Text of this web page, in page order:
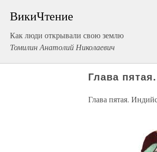
ВикиЧтение
Как люди открывали свою землю
Томилин Анатолий Николаевич
Глава
Глава пятая.